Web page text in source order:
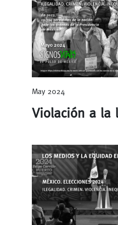
May 2024
Violación a la